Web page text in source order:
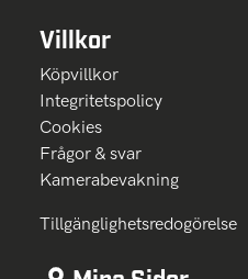
Villkor
Köpvillkor
Integritetspolicy
Cookies
Frågor & svar
Kamerabevakning
Tillgänglighetsredogörelse